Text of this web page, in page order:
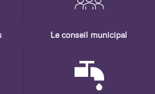
Le conseil municipal